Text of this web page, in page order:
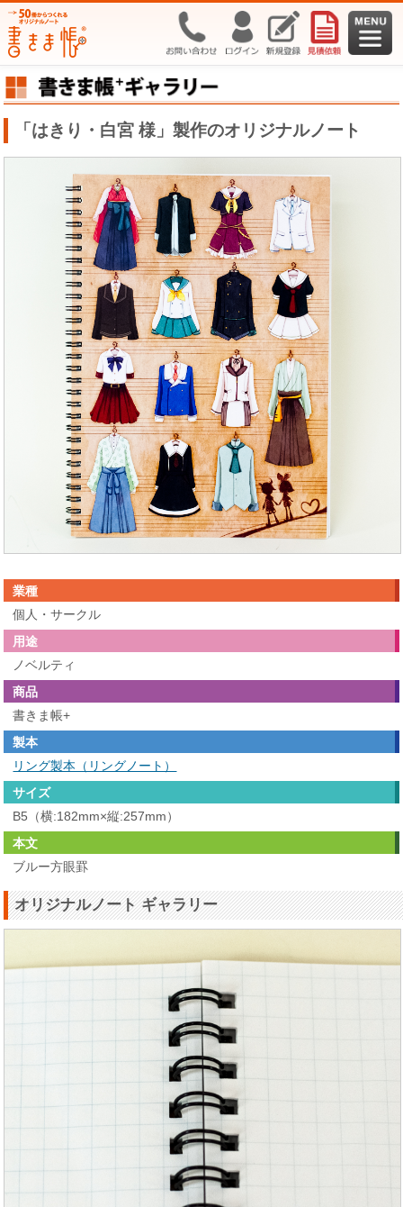
「はきり・白宮 様」製作のオリジナルノート
業種
個人・サークル
用途
ノベルティ
商品
書きま帳+
製本
リング製本（リングノート）
サイズ
B5（横:182mm×縦:257mm）
本文
ブルー方眼罫
オリジナルノート ギャラリー